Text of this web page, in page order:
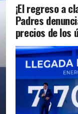
¡El regreso a
Padres
precios de los